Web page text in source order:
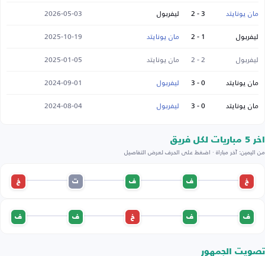
مان يونايتد 3 - 2 ليفربول
2026-05-03
ليفربول
1 - 2 مان يونايتد
2025-10-19
ليفربول
2 - 2 مان يونايتد
2025-01-05
مان يونايتد
0 - 3 ليفربول
2024-09-01
مان يونايتد
0 - 3 ليفربول 2024-08-04
اخر 5 مباريات لكل فريق
من اليمين: آخر مباراة · اضغط على الحرف لعرض التفاصيل
خ ف ف ت خ
ف ف خ ف ف
تصويت الجمهور